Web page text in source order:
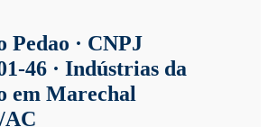
Pedao · CNPJ
46 · Indústrias da
em Marechal
AC